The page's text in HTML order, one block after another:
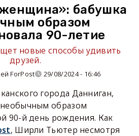
бабушка
образом
90-летие
новые способы удивить
друзей.
ForPost 29/08/2024 - 16:46
города Данниган,
образом
90-й день рождения. Как
, Ширли Тьютер несмотря